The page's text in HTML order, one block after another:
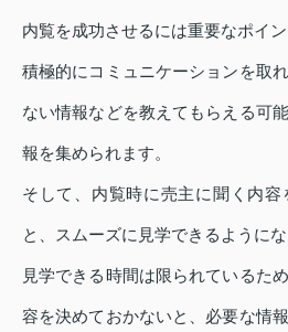
内覧を成功させるには重要なポイン
積極的にコミュニケーションを取
ない情報などを教えてもらえる可
報を集められます。
そして、内覧時に売主に聞く内容
と、スムーズに見学できるようにな
見学できる時間は限られているた
容を決めておかないと、必要な情